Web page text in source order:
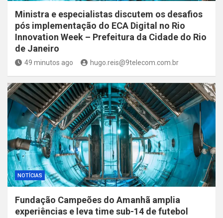
Ministra e especialistas discutem os desafios
pós implementação do ECA Digital no Rio
Innovation Week – Prefeitura da Cidade do Rio
de Janeiro
49 minutos ago hugo.reis@9telecom.com.br
NOTÍCIAS
Fundação Campeões do Amanhã amplia
experiências e leva time sub-14 de futebol